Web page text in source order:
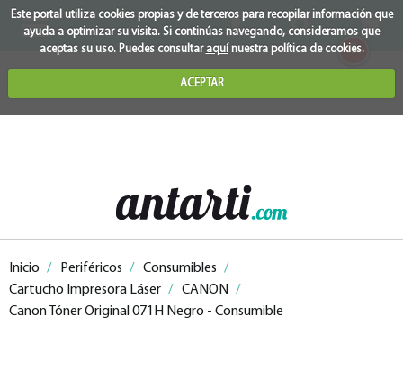
Este portal utiliza cookies propias y de terceros para recopilar información que
ayuda a optimizar su visita. Si continúas navegando, consideramos que
aceptas su uso. Puedes consultar aquínuestra política de cookies.
ACEPTAR
0
Inicio / Periféricos / Consumibles /
Cartucho Impresora Láser / CANON
/
Canon Tóner Original 071H Negro - Consumible